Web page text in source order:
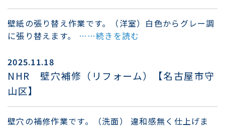
壁紙の張り替え作業です。（洋室）白色からグレー調
に張り替えます。
……続きを読む
2025.11.18
NHR 壁穴補修（リフォーム）【名古屋市守
山区】
壁穴の補修作業です。（洗面） 違和感無く仕上げま